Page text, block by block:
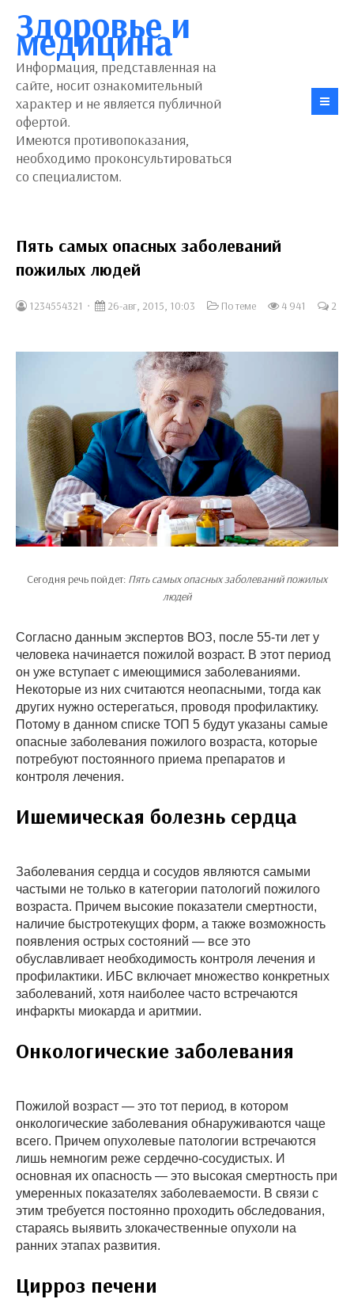
Здоровье и
медицина
Информация, представленная на
сайте, носит ознакомительный
характер и не является публичной
офертой.
Имеются противопоказания,
необходимо проконсультироваться
со специалистом.
Пять самых опасных заболеваний
пожилых людей
1234554321 26-авг, 2015, 10:03 По теме 4 941 2
Сегодня речь пойдет: Пять самых опасных заболеваний пожилых
людей
Согласно данным экспертов ВОЗ, после 55-ти лет у
человека начинается пожилой возраст. В этот период
он уже вступает с имеющимися заболеваниями.
Некоторые из них считаются неопасными, тогда как
других нужно остерегаться, проводя профилактику.
Потому в данном списке ТОП 5 будут указаны самые
опасные заболевания пожилого возраста, которые
потребуют постоянного приема препаратов и
контроля лечения.
Ишемическая болезнь сердца
Заболевания сердца и сосудов являются самыми
частыми не только в категории патологий пожилого
возраста. Причем высокие показатели смертности,
наличие быстротекущих форм, а также возможность
появления острых состояний — все это
обуславливает необходимость контроля лечения и
профилактики. ИБС включает множество конкретных
заболеваний, хотя наиболее часто встречаются
инфаркты миокарда и аритмии.
Онкологические заболевания
Пожилой возраст — это тот период, в котором
онкологические заболевания обнаруживаются чаще
всего. Причем опухолевые патологии встречаются
лишь немногим реже сердечно-сосудистых. И
основная их опасность — это высокая смертность при
умеренных показателях заболеваемости. В связи с
этим требуется постоянно проходить обследования,
стараясь выявить злокачественные опухоли на
ранних этапах развития.
Цирроз печени